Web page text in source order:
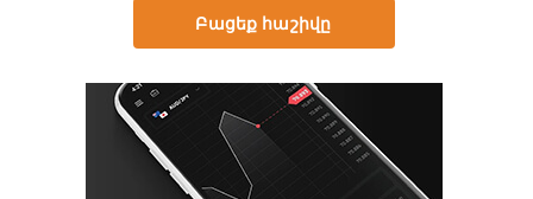
Բացեք հաշիվը